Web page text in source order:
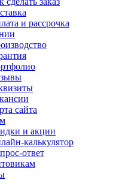
и рассрочка
сайта
и акции
калькулятор
ответ